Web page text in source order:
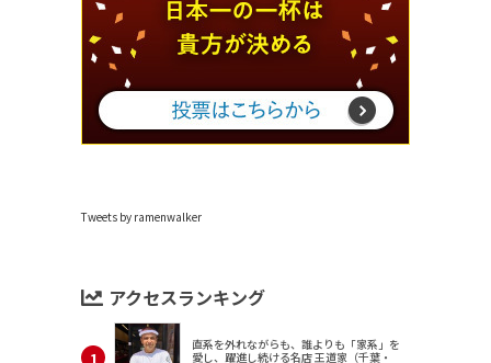
Tweets by ramenwalker
アクセスランキング
直系を外れながらも、誰よりも「家系」を
愛し、躍進し続ける名店 王道家（千葉・